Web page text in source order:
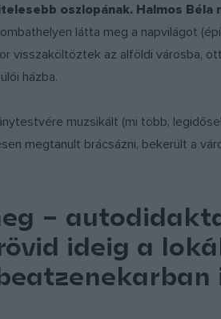
oszlopának. Halmos Béla
látta meg a napvilágot
visszaköltöztek az alföldi városba,
házba.
muzsikált (mi több,
megtanult brácsázni, bekerült a
–
ideig a